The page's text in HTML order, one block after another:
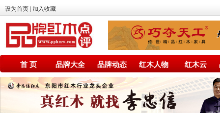
设为首页 加入收藏
首 页 品牌大全 品牌动态 红木人物 红木云